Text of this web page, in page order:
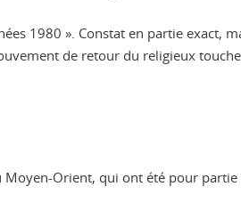
1980 ». Constat en partie exact,
de retour du religieux
Orient, qui ont été pour